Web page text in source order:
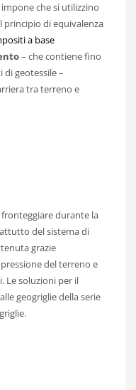
che si utilizzino
principio di equivalenza
a base
– che contiene fino
geotessile –
tra terreno e
durante la
del sistema di
grazie
del terreno e
Le soluzioni per il
geogriglie della serie